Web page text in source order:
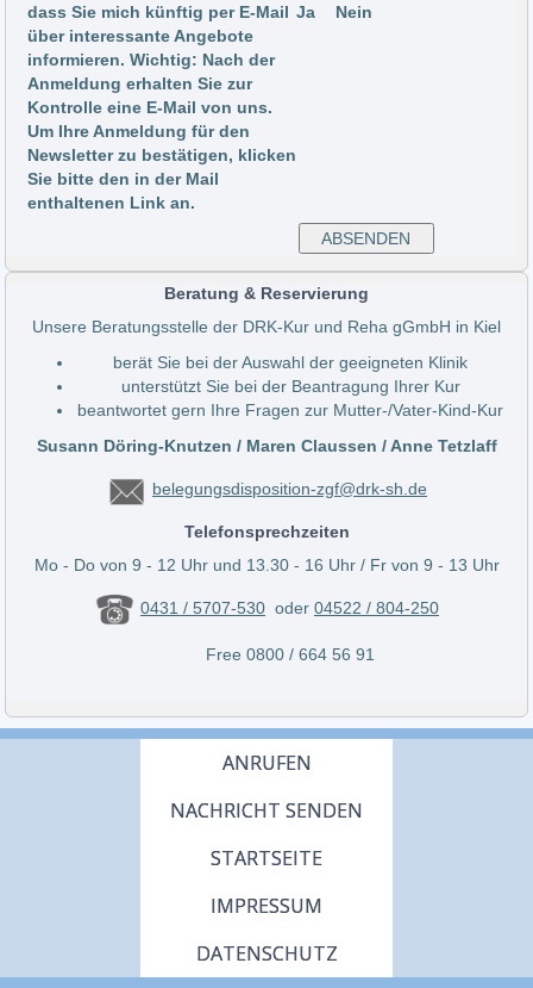
dass Sie mich künftig per E-Mail
über interessante Angebote
informieren. Wichtig: Nach der
Anmeldung erhalten Sie zur
Kontrolle eine E-Mail von uns.
Um Ihre Anmeldung für den
Newsletter zu bestätigen, klicken
Sie bitte den in der Mail
enthaltenen Link an.
Ja Nein
Beratung & Reservierung
Unsere Beratungsstelle der DRK-Kur und Reha gGmbH in Kiel
berät Sie bei der Auswahl der geeigneten Klinik
unterstützt Sie bei der Beantragung Ihrer Kur
beantwortet gern Ihre Fragen zur Mutter-/Vater-Kind-Kur
Susann Döring-Knutzen / Maren Claussen / Anne Tetzlaff
belegungsdisposition-zgf@drk-sh.de
Telefonsprechzeiten
Mo - Do von 9 - 12 Uhr und 13.30 - 16 Uhr / Fr von 9 - 13 Uhr
0431 / 5707-530 oder 04522 / 804-250
Free 0800 / 664 56 91
ANRUFEN
NACHRICHT SENDEN
STARTSEITE
IMPRESSUM
DATENSCHUTZ